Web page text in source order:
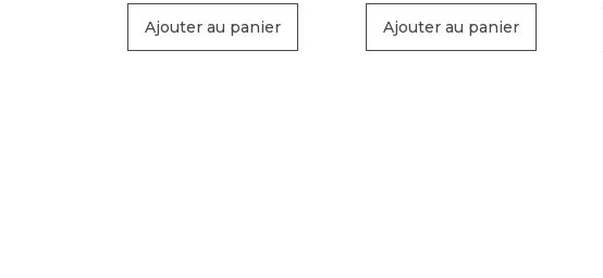
Ajouter au panier Ajouter au panier